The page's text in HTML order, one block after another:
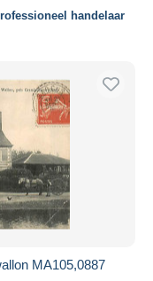
handelaar
MA105,0887